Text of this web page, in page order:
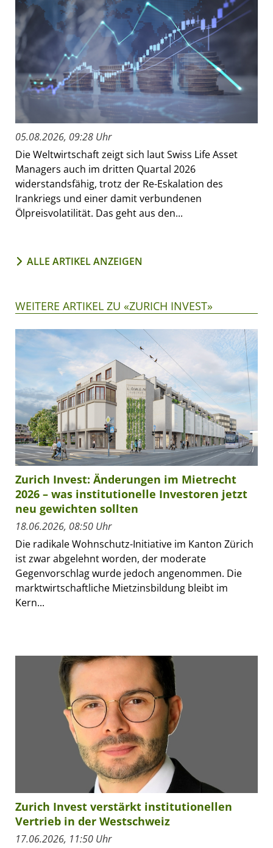
05.08.2026, 09:28 Uhr
Die Weltwirtschaft zeigt sich laut Swiss Life Asset
Managers auch im dritten Quartal 2026
widerstandsfähig, trotz der Re-Eskalation des
Irankriegs und einer damit verbundenen
Ölpreisvolatilität. Das geht aus den...
ALLE ARTIKEL ANZEIGEN
WEITERE ARTIKEL ZU «ZURICH INVEST»
Zurich Invest: Änderungen im Mietrecht
2026 – was institutionelle Investoren jetzt
neu gewichten sollten
18.06.2026, 08:50 Uhr
Die radikale Wohnschutz-Initiative im Kanton Zürich
ist zwar abgelehnt worden, der moderate
Gegenvorschlag wurde jedoch angenommen. Die
marktwirtschaftliche Mietzinsbildung bleibt im
Kern...
Zurich Invest verstärkt institutionellen
Vertrieb in der Westschweiz
17.06.2026, 11:50 Uhr